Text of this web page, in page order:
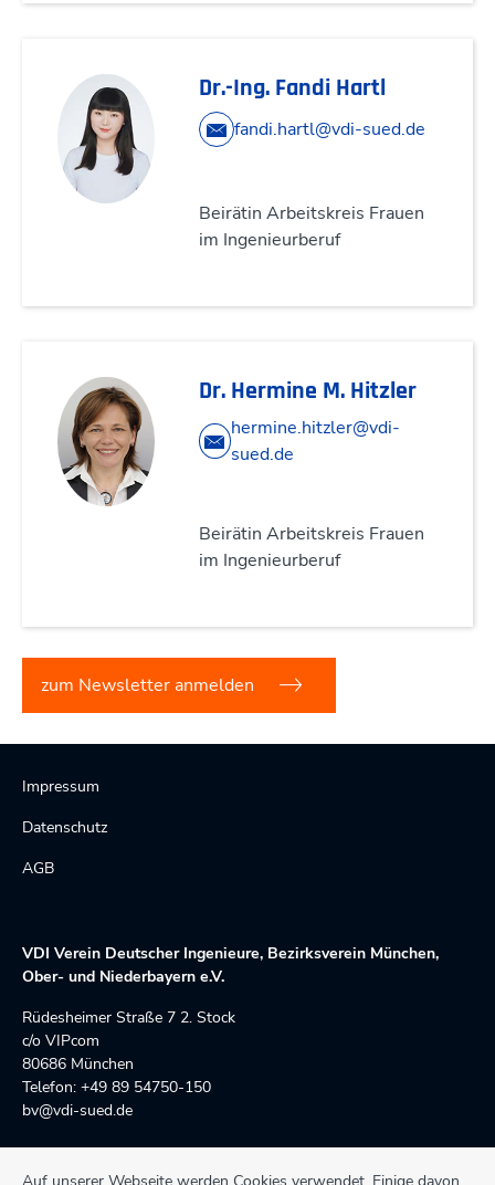
Dr.-Ing. Fandi Hartl
fandi.hartl@vdi-sued.de
Beirätin Arbeitskreis Frauen
im Ingenieurberuf
Dr. Hermine M. Hitzler
hermine.hitzler@vdi-
sued.de
Beirätin Arbeitskreis Frauen
im Ingenieurberuf
zum Newsletter anmelden
Impressum
Datenschutz
AGB
VDI Verein Deutscher Ingenieure, Bezirksverein München,
Ober- und Niederbayern e.V.
Rüdesheimer Straße 7 2. Stock 
c/o VIPcom
80686 München
Telefon: +49 89 54750-150
bv@vdi-sued.de